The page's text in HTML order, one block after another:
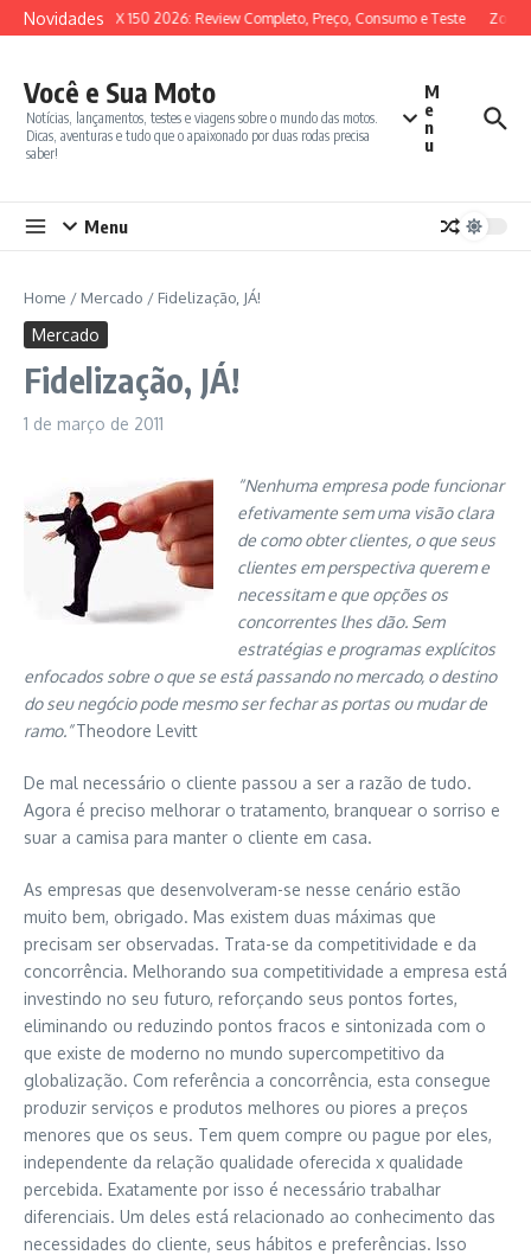
Ir para o conteúdo
Novidades
SYM ADX 150 2026: Review Completo, Preço, Consumo e Teste
Você e Sua Moto
Notícias, lançamentos, testes e viagens sobre o mundo das motos.
Dicas, aventuras e tudo que o apaixonado por duas rodas precisa
saber!
M
e
n
u
Menu
Home / Mercado / Fidelização, JÁ!
Mercado
Fidelização, JÁ!
1 de março de 2011
“Nenhuma empresa pode funcionar
efetivamente sem uma visão clara
de como obter clientes, o que seus
clientes em perspectiva querem e
necessitam e que opções os
concorrentes lhes dão. Sem
estratégias e programas explícitos
enfocados sobre o que se está passando no mercado, o destino
do seu negócio pode mesmo ser fechar as portas ou mudar de
ramo.”Theodore Levitt
De mal necessário o cliente passou a ser a razão de tudo.
Agora é preciso melhorar o tratamento, branquear o sorriso e
suar a camisa para manter o cliente em casa.
As empresas que desenvolveram-se nesse cenário estão
muito bem, obrigado. Mas existem duas máximas que
precisam ser observadas. Trata-se da competitividade e da
concorrência. Melhorando sua competitividade a empresa está
investindo no seu futuro, reforçando seus pontos fortes,
eliminando ou reduzindo pontos fracos e sintonizada com o
que existe de moderno no mundo supercompetitivo da
globalização. Com referência a concorrência, esta consegue
produzir serviços e produtos melhores ou piores a preços
menores que os seus. Tem quem compre ou pague por eles,
independente da relação qualidade oferecida x qualidade
percebida. Exatamente por isso é necessário trabalhar
diferenciais. Um deles está relacionado ao conhecimento das
necessidades do cliente, seus hábitos e preferências. Isso